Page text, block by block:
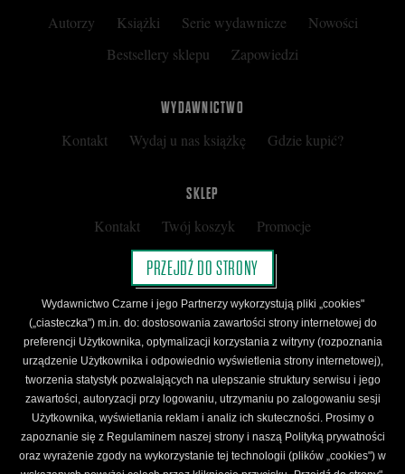
Autorzy Książki Serie wydawnicze
Nowości
Bestsellery sklepu
Zapowiedzi
WYDAWNICTWO
Kontakt Wydaj u nas książkę Gdzie kupić?
SKLEP
Kontakt Twój koszyk
Promocje
Kup kartę podarunkową
Nota prawna
Regulamin
Polityka prywatności
Regulamin Klubu Czarnego
Regulamin Karty Podarunkowej
ŚLEDŹ CZARNE
Facebook YouTube Instagram Newsletter
PRZEJDŹ DO STRONY
Wydawnictwo Czarne i jego Partnerzy wykorzystują pliki „cookies"
(„ciasteczka") m.in. do: dostosowania zawartości strony internetowej do
preferencji Użytkownika, optymalizacji korzystania z witryny (rozpoznania
urządzenie Użytkownika i odpowiednio wyświetlenia strony internetowej),
tworzenia statystyk pozwalających na ulepszanie struktury serwisu i jego
zawartości, autoryzacji przy logowaniu, utrzymaniu po zalogowaniu sesji
Użytkownika, wyświetlania reklam i analiz ich skuteczności. Prosimy o
zapoznanie się z Regulaminem naszej strony i naszą Polityką prywatności
oraz wyrażenie zgody na wykorzystanie tej technologii (plików „cookies") w